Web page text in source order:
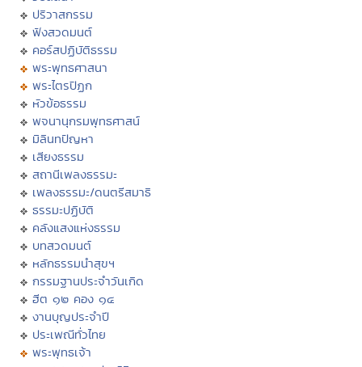
ปริวาสกรรม
ฟังสวดมนต์
คอร์สปฏิบัติธรรม
พระพุทธศาสนา
พระไตรปิฏก
หัวข้อธรรม
พจนานุกรมพุทธศาสน์
มิลินทปัญหา
เสียงธรรม
สถานีเพลงธรรมะ
เพลงธรรมะ/ดนตรีสมาธิ
ธรรมะปฏิบัติ
คลังแสงแห่งธรรม
บทสวดมนต์
หลักธรรมนำสุขฯ
กรรมฐานประจำวันเกิด
ฮีต ๑๒ คอง ๑๔
งานบุญประจำปี
ประเพณีทั่วไทย
พระพุทธเจ้า